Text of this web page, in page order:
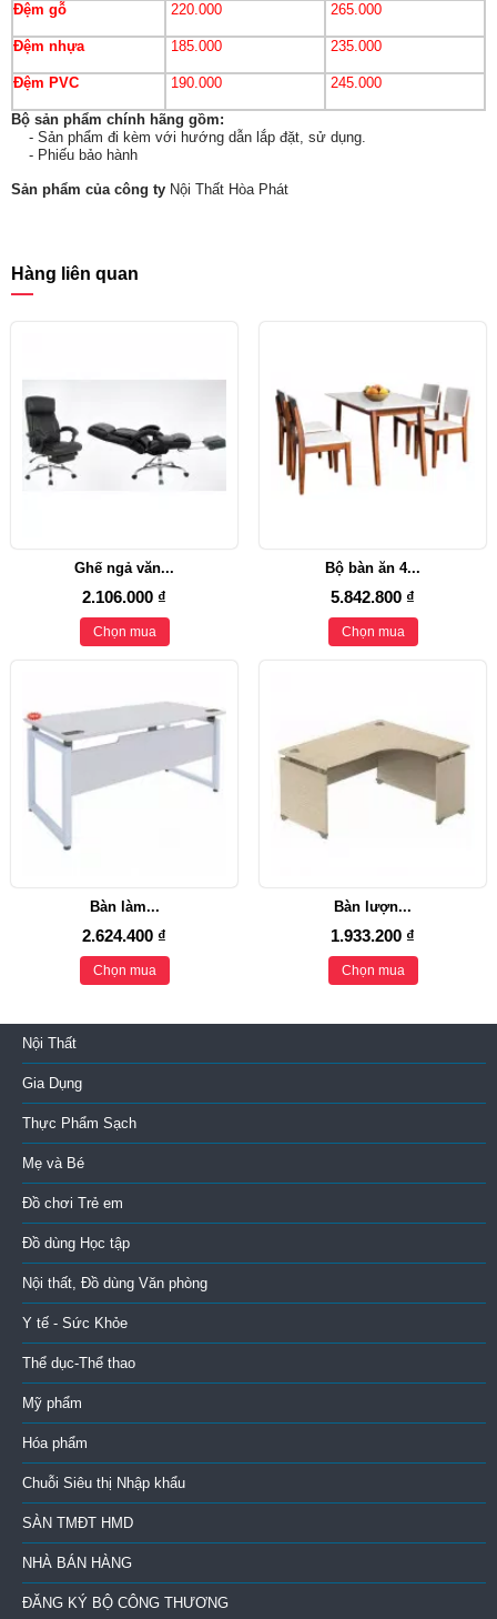
Đệm gỗ 220.000 265.000
Đệm nhựa 185.000 235.000
Đệm PVC 190.000 245.000
Bộ sản phẩm chính hãng gồm:
- Sản phẩm đi kèm với hướng dẫn lắp đặt, sử dụng.
- Phiếu bảo hành
Sản phẩm của công ty Nội Thất Hòa Phát
Hàng liên quan
Ghế ngả văn...
2.106.000 ₫
Chọn mua
Bộ bàn ăn 4...
5.842.800 ₫
Chọn mua
Bàn làm...
2.624.400 ₫
Chọn mua
Bàn lượn...
1.933.200 ₫
Chọn mua
Nội Thất
Gia Dụng
Thực Phẩm Sạch
Mẹ và Bé
Đồ chơi Trẻ em
Đồ dùng Học tập
Nội thất, Đồ dùng Văn phòng
Y tế - Sức Khỏe
Thể dục-Thể thao
Mỹ phẩm
Hóa phẩm
Chuỗi Siêu thị Nhập khẩu
SÀN TMĐT HMD
NHÀ BÁN HÀNG
ĐĂNG KÝ BỘ CÔNG THƯƠNG